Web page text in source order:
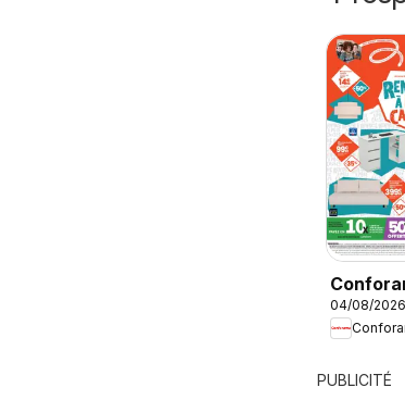
Rentrée
cassés
04/08/
PUBLICITÉ